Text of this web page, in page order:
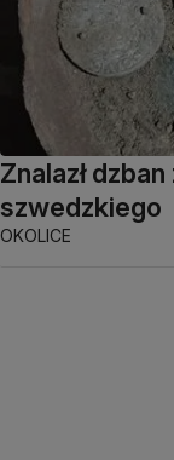
Znalazł
szwedzkiego
OKOLICE